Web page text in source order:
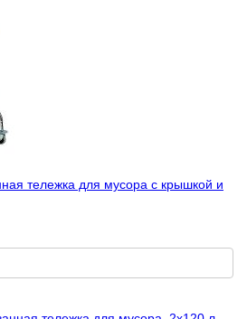
тележка для мусора с крышкой и